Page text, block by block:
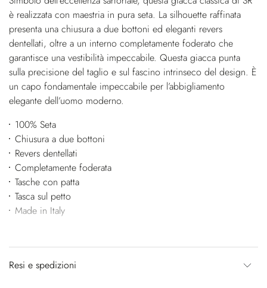
è realizzata con maestria in pura seta. La silhouette raffinata
presenta una chiusura a due bottoni ed eleganti revers
dentellati, oltre a un interno completamente foderato che
garantisce una vestibilità impeccabile. Questa giacca punta
sulla precisione del taglio e sul fascino intrinseco del design. È
un capo fondamentale impeccabile per l’abbigliamento
elegante dell’uomo moderno.
100% Seta
Chiusura a due bottoni
Revers dentellati
Completamente foderata
Tasche con patta
Tasca sul petto
Made in Italy
Resi e spedizioni